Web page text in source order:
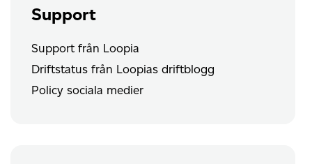
Support
Support från Loopia
Driftstatus från Loopias driftblogg
Policy sociala medier